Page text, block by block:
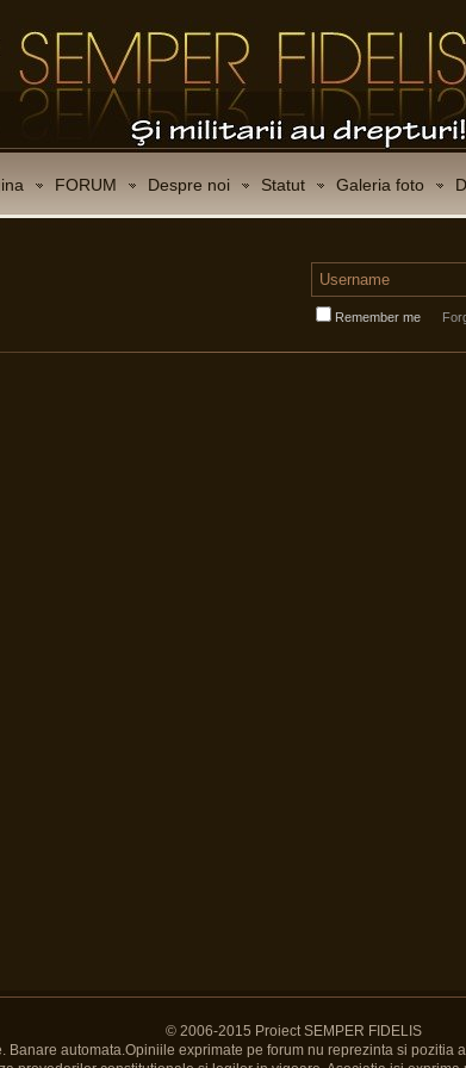
FORUM Despre noi Statut Galeria foto
Remember me
© 2006-2015 Proiect SEMPER FIDELIS
Banare automata.Opiniile exprimate pe forum nu reprezinta si